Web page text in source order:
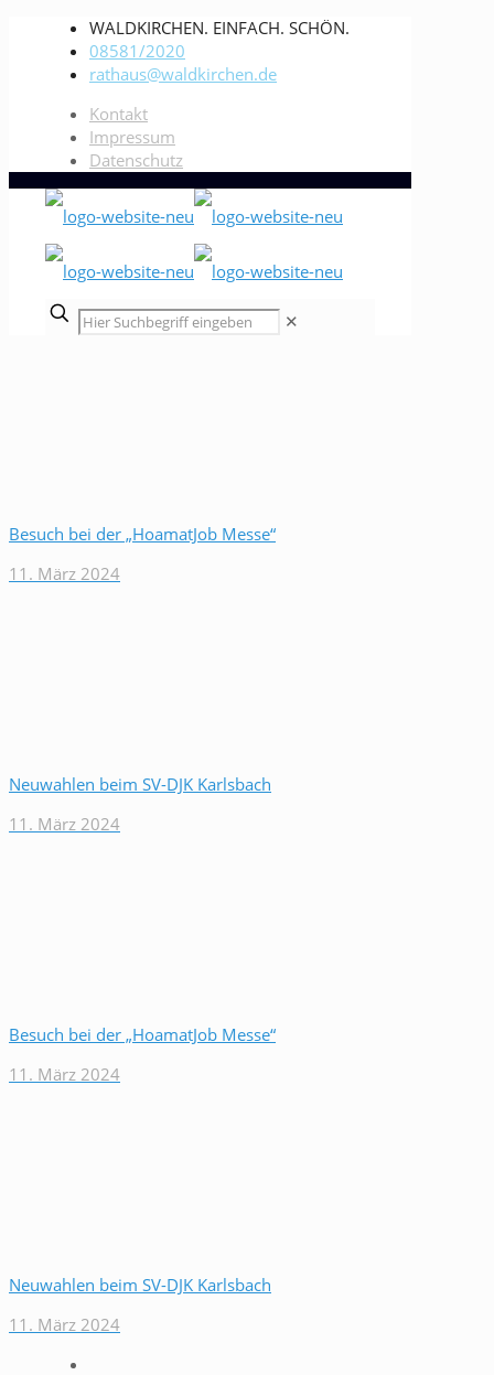
WALDKIRCHEN. EINFACH. SCHÖN.
08581/2020
rathaus@waldkirchen.de
Kontakt
Impressum
Datenschutz
✕
Besuch bei der „HoamatJob Messe“
11. März 2024
Neuwahlen beim SV-DJK Karlsbach
11. März 2024
Besuch bei der „HoamatJob Messe“
11. März 2024
Neuwahlen beim SV-DJK Karlsbach
11. März 2024